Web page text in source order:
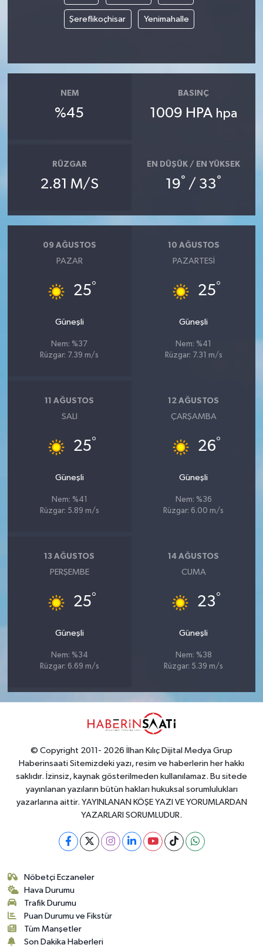
Şereflikoçhisar Yenimahalle
NEM
%45
BASINÇ
1009 HPA hpa
RÜZGAR
2.81 M/S
EN DÜŞÜK / EN YÜKSEK
19° / 33°
09 AĞUSTOS
PAZAR
25°
Güneşli
Nem: %37
Rüzgar: 7.39 m/s
10 AĞUSTOS
PAZARTESI
25°
Güneşli
Nem: %41
Rüzgar: 7.31 m/s
11 AĞUSTOS
SALI
25°
Güneşli
Nem: %41
Rüzgar: 5.89 m/s
12 AĞUSTOS
ÇARŞAMBA
26°
Güneşli
Nem: %36
Rüzgar: 6.00 m/s
13 AĞUSTOS
PERŞEMBE
25°
Güneşli
Nem: %34
Rüzgar: 6.69 m/s
14 AĞUSTOS
CUMA
23°
Güneşli
Nem: %38
Rüzgar: 5.39 m/s
© Copyright 2011- 2026 İlhan Kılıç Dijital Medya Grup
Haberinsaati Sitemizdeki yazı, resim ve haberlerin her hakkı
saklıdır. İzinsiz, kaynak gösterilmeden kullanılamaz. Bu sitede
yayınlanan yazıların bütün hakları hukuksal sorumlulukları
yazarlarına aittir. YAYINLANAN KÖŞE YAZI VE YORUMLARDAN
YAZARLARI SORUMLUDUR.
Nöbetçi Eczaneler
Hava Durumu
Trafik Durumu
Puan Durumu ve Fikstür
Tüm Manşetler
Son Dakika Haberleri